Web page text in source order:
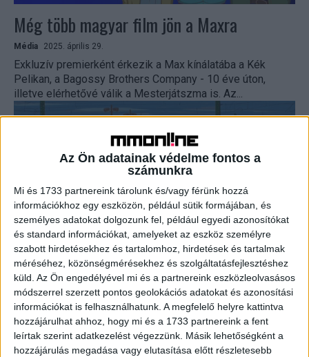
Az Ön adatainak védelme fontos a
számunkra
Mi és 1733 partnereink tárolunk és/vagy férünk hozzá
információkhoz egy eszközön, például sütik formájában, és
személyes adatokat dolgozunk fel, például egyedi azonosítókat
és standard információkat, amelyeket az eszköz személyre
szabott hirdetésekhez és tartalomhoz, hirdetések és tartalmak
méréséhez, közönségmérésekhez és szolgáltatásfejlesztéshez
küld. Az Ön engedélyével mi és a partnereink eszközleolvasásos
módszerrel szerzett pontos geolokációs adatokat és azonosítási
információkat is felhasználhatunk. A megfelelő helyre kattintva
hozzájárulhat ahhoz, hogy mi és a 1733 partnereink a fent
leírtak szerint adatkezelést végezzünk. Másik lehetőségként a
hozzájárulás megadása vagy elutasítása előtt részletesebb
Még több magyar film jön a Maxra
Média 2025. április 29.
Exkluzív premierként érkezik a Max kínálatába a Kék
Pelikan, a Bagossy Brothers Company - 10 éve úton,
illetve elérhetővé válik a Mesterjátszma is. Az...
Újabb díjat söpört be a Kék Pelikan
Média 2024. november 11.
A 67. DOK Leipzig fesztiválon díjazták Csáki László
animációs dokumentumfilmjét, a Kék Pelikant
Németországban. A valós eseményeket feldolgozó
humoros, nosztalgikus történet a szabadságról és...